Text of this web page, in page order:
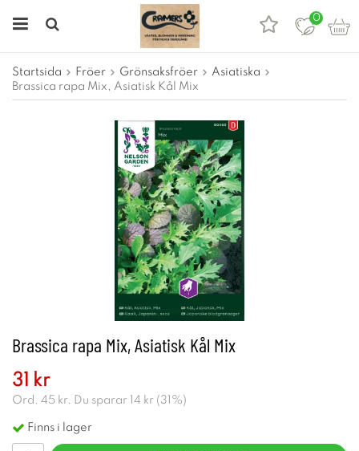
0
Startsida Fröer Grönsaksfröer
Asiatiska
Brassica rapa Mix, Asiatisk Kål Mix
Brassica rapa Mix, Asiatisk Kål Mix
31 kr
Ord. 45 kr. Du sparar 14 kr ( 31 %)
Finns i lager